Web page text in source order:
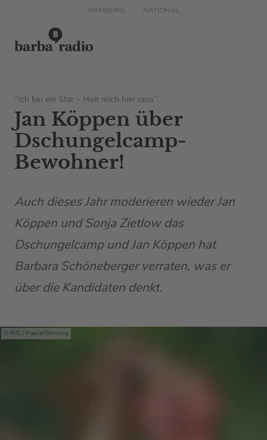
HAMBURG NATIONAL
“Ich bin ein Star – Holt mich hier raus”:
Jan Köppen über
Dschungelcamp-
Bewohner!
Auch dieses Jahr moderieren wieder Jan
Köppen und Sonja Zietlow das
Dschungelcamp und Jan Köppen hat
Barbara Schöneberger verraten, was er
über die Kandidaten denkt.
RTL / Pascal Bünning